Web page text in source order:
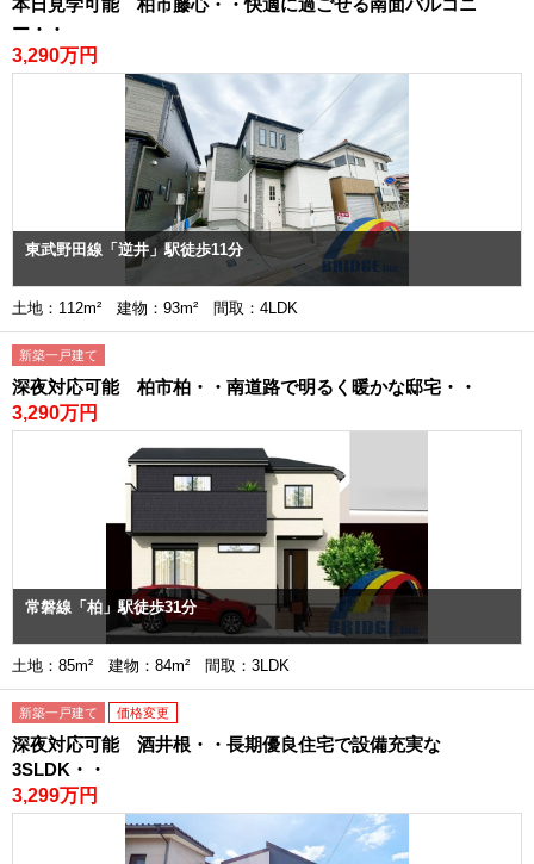
本日見学可能 柏市藤心・・快適に過ごせる南面バルコニ
ー・・
3,290万円
東武野田線「逆井」駅徒歩11分
土地：112m² 建物：93m² 間取：4LDK
新築一戸建て
深夜対応可能 柏市柏・・南道路で明るく暖かな邸宅・・
3,290万円
常磐線「柏」駅徒歩31分
土地：85m² 建物：84m² 間取：3LDK
新築一戸建て 価格変更
深夜対応可能 酒井根・・長期優良住宅で設備充実な
3SLDK・・
3,299万円